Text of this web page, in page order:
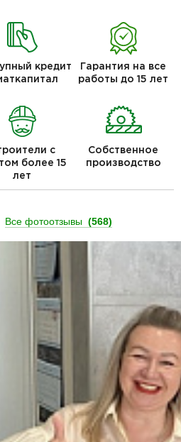
кредит
Гарантия на все
работы до 15 лет
с
более 15
лет
Собственное
производство
Все фотоотзывы (568)